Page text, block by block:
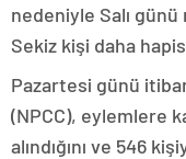
nedeniyle Salı
Sekiz kişi daha hapis
Pazartesi günü
(NPCC), eylemlere
alındığını ve 546